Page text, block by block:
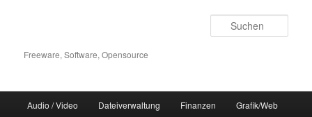
wechselnFreeware, Software, Opensource
Audio / Video Dateiverwaltung Finanzen Grafik/Web